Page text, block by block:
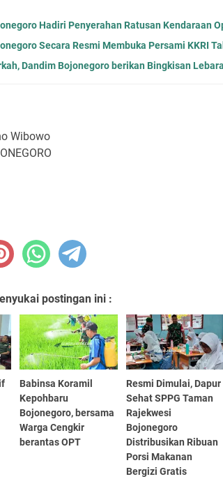
Hadiri Penyerahan Ratusan Kendaraan
Secara Resmi Membuka Persami KKRI
Dandim Bojonegoro berikan Bingkisan
Wibowo
postingan ini :
Babinsa Koramil
Kepohbaru
Bojonegoro, bersama
Warga Cengkir
berantas OPT
Resmi Dimulai, Dapur
Sehat SPPG Taman
Rajekwesi
Bojonegoro
Distribusikan Ribuan
Porsi Makanan
Bergizi Gratis